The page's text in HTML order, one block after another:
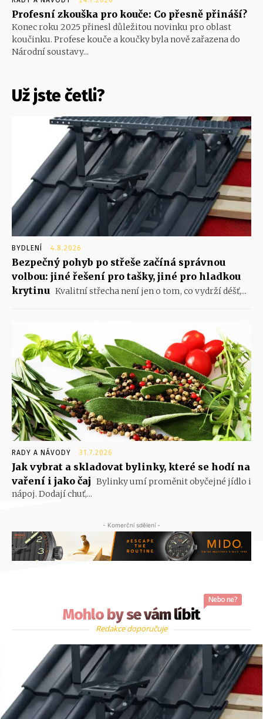
Profesní zkouška pro kouče: Co přesně přináší?
Konec roku 2025 přinesl důležitou novinku pro oblast
koučinku. Profese kouče a koučky byla nově zařazena do
Národní soustavy...
Už jste četli?
BYDLENÍ 4.8.2026
Bezpečný pohyb po střeše začíná správnou
volbou: jiné řešení pro tašky, jiné pro hladkou
krytinu Kvalitní střecha není jen o tom, co vydrží déšť,...
RADY A NÁVODY 31.7.2026
Jak vybrat a skladovat bylinky, které se hodí na
vaření i jako čaj Bylinky umí proměnit obyčejné jídlo i
nápoj. Dodají chuť,...
- Komerční sdělení -
Mohlo by se vám líbit
Nebo ne?
Redakce doporučuje